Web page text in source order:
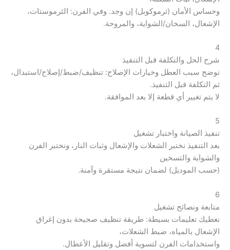
وحساس الأمان (ثرموكوبل) إن وجد. وفي الفرن: الثرموستات،
الإشعال، السخان/الشواية، والمروحة.
4
شرح الحل والتكلفة قبل التنفيذ
نوضح سبب العطل وخيارات الإصلاح: تنظيف/ضبط/إصلاح/استبدال،
ثم التكلفة قبل التنفيذ.
لا يتم تغيير أي قطعة إلا بعد الموافقة.
5
تنفيذ الصيانة واختبار تشغيل
بعد التنفيذ نختبر الشعلات والإشعال وثبات النار، ونختبر الفرن
والشواية والتسخين
(حسب الموديل) لضمان نتيجة مستقرة وآمنة.
6
متابعة ونصائح تشغيل
نعطيك تعليمات بسيطة: طريقة تنظيف صحيحة بدون إغراق
الإشعال بالمياه، ضبط الشعلات،
واستخدامات الفرن لتسوية أفضل وتقليل الأعطال.